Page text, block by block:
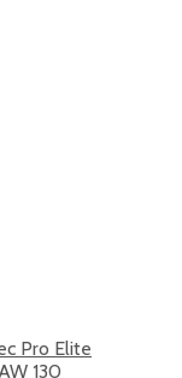
Pro Elite
130